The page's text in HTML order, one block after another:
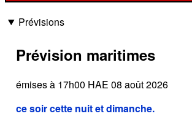
Prévisions
Prévision maritimes
émises à 17h00 HAE 08 août 2026
ce soir cette nuit et dimanche.